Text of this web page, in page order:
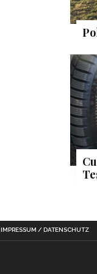
IMPRESSUM / DATENSCHUTZ